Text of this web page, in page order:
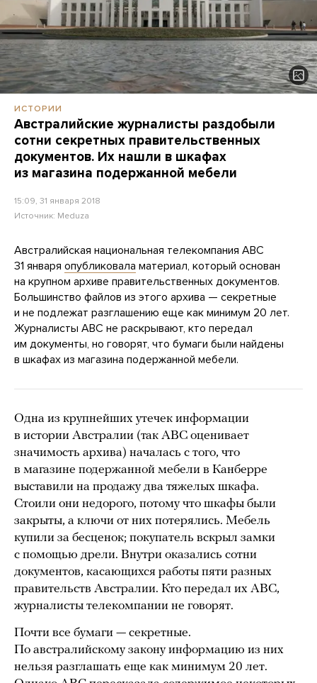
ИСТОРИИ
Австралийские журналисты раздобыли
сотни секретных правительственных
документов. Их нашли в шкафах
из магазина подержанной мебели
15:09, 31 января 2018
Источник: Meduza
Австралийская национальная телекомпания ABC
31 января опубликовала материал, который основан
на крупном архиве правительственных документов.
Большинство файлов из этого архива — секретные
и не подлежат разглашению еще как минимум 20 лет.
Журналисты ABC не раскрывают, кто передал
им документы, но говорят, что бумаги были найдены
в шкафах из магазина подержанной мебели.
Одна из крупнейших утечек информации
в истории Австралии (так ABC оценивает
значимость архива) началась с того, что
в магазине подержанной мебели в Канберре
выставили на продажу два тяжелых шкафа.
Стоили они недорого, потому что шкафы были
закрыты, а ключи от них потерялись. Мебель
купили за бесценок; покупатель вскрыл замки
с помощью дрели. Внутри оказались сотни
документов, касающихся работы пяти разных
правительств Австралии. Кто передал их ABC,
журналисты телекомпании не говорят.
Почти все бумаги — секретные.
По австралийскому закону информацию из них
нельзя разглашать еще как минимум 20 лет.